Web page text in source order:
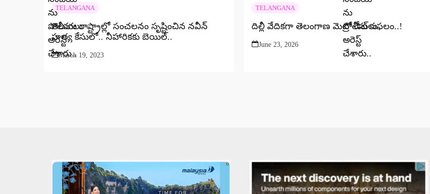
TELANGANA
తెలుగు రాష్ట్రాల్లో సంచలనం సృష్టించిన నవీన్
హత్య కేసులో.. నీహారికకు బెయిల్‌..
March 19, 2023
TELANGANA
దిల్లీ వేదికగా తెలంగాణ మెట్రో డీల్ సఫలం..!
June 23, 2026